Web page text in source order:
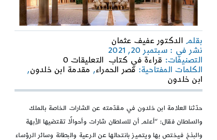
بقلم الدكتور عفيف عثمان
نشر في : سبتمبر 20, 2021
التصنيفات: قراءة في كتاب التعليقات 0
شارات
في
الحمراء
الكلمات المفتاحية: قصر الحمراء, مقدمة ابن خلدون,
ابن خلدون
حدّثنا العلامة ابن خلدون في مقدّمته عن الشارات الخاصة بالملك
والسلطان فقال: “أعلم أن للسلطان شارات وأحوالًا تقتضيها الأبهة
والبذخ فيختص بها ويتميز بانتحالها عن الرعية والبطانة وسائر الرؤساء